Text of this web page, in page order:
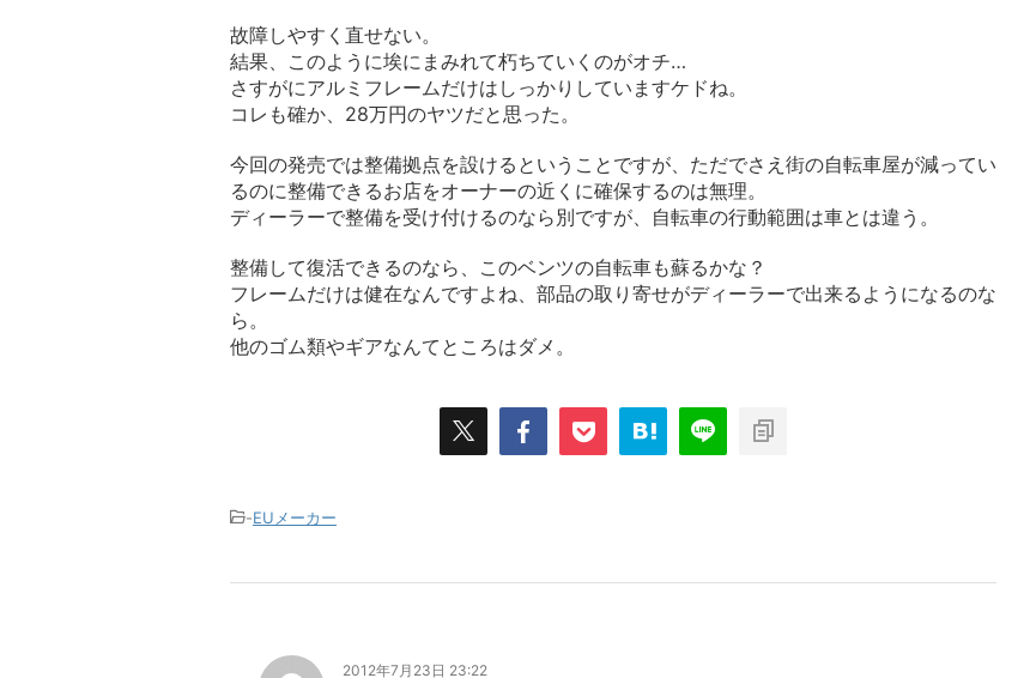
故障しやすく直せない。
結果、このように埃にまみれて朽ちていくのがオチ…
さすがにアルミフレームだけはしっかりしていますケドね。
コレも確か、28万円のヤツだと思った。
今回の発売では整備拠点を設けるということですが、ただでさえ街の自転車屋が減ってい
るのに整備できるお店をオーナーの近くに確保するのは無理。
ディーラーで整備を受け付けるのなら別ですが、自転車の行動範囲は車とは違う。
整備して復活できるのなら、このベンツの自転車も蘇るかな？
フレームだけは健在なんですよね、部品の取り寄せがディーラーで出来るようになるのな
ら。
他のゴム類やギアなんてところはダメ。
-EUメーカー
2012年7月23日 23:22